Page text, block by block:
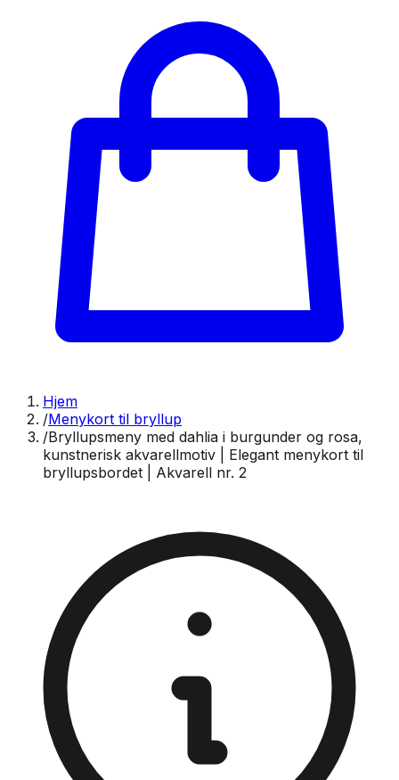
Hjem
/Menykort til bryllup
/Bryllupsmeny med dahlia i burgunder og rosa,
kunstnerisk akvarellmotiv | Elegant menykort til
bryllupsbordet | Akvarell nr. 2